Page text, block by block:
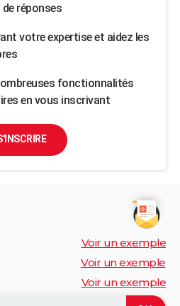
réponses
votre expertise et aidez les
fonctionnalités
en vous inscrivant
Voir un exemple
Voir un exemple
Voir un exemple